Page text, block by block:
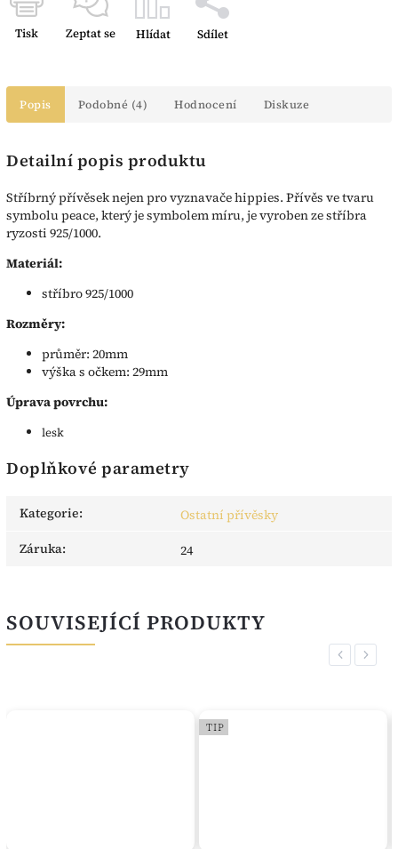
Tisk Zeptat se Hlídat Sdílet
Popis Podobné (4) Hodnocení Diskuze
Detailní popis produktu
Stříbrný přívěsek nejen pro vyznavače hippies. Přívěs ve tvaru
symbolu peace, který je symbolem míru, je vyroben ze stříbra
ryzosti 925/1000.
Materiál:
stříbro 925/1000
Rozměry:
průměr: 20mm
výška s očkem: 29mm
Úprava povrchu:
lesk
Doplňkové parametry
Kategorie:
Ostatní přívěsky
Záruka: 24
SOUVISEJÍCÍ PRODUKTY
Previous
TIP
Next